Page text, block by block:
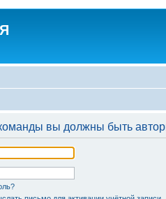
вы должны быть